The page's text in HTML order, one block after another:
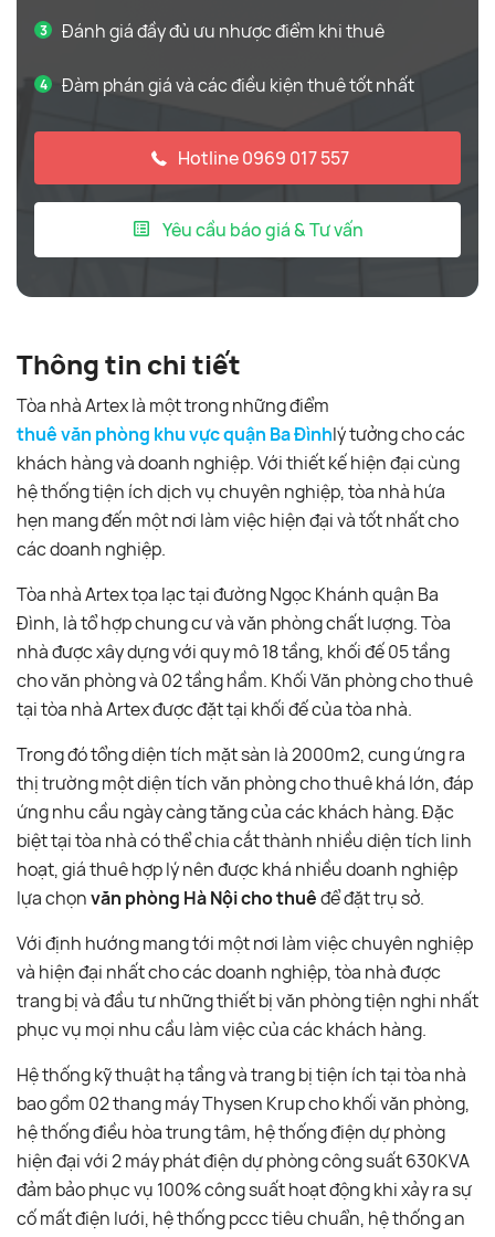
Đánh giá đầy đủ ưu nhược điểm khi thuê
Đàm phán giá và các điều kiện thuê tốt nhất
Hotline 0969 017 557
Yêu cầu báo giá & Tư vấn
Thông tin chi tiết
Tòa nhà Artex là một trong những điểm
thuê văn phòng khu vực quận Ba Đìnhlý tưởng cho các
khách hàng và doanh nghiệp. Với thiết kế hiện đại cùng
hệ thống tiện ích dịch vụ chuyên nghiệp, tòa nhà hứa
hẹn mang đến một nơi làm việc hiện đại và tốt nhất cho
các doanh nghiệp.
Tòa nhà Artex tọa lạc tại đường Ngọc Khánh quận Ba
Đình, là tổ hợp chung cư và văn phòng chất lượng. Tòa
nhà được xây dựng với quy mô 18 tầng, khối đế 05 tầng
cho văn phòng và 02 tầng hầm. Khối Văn phòng cho thuê
tại tòa nhà Artex được đặt tại khối đế của tòa nhà.
Trong đó tổng diện tích mặt sàn là 2000m2, cung ứng ra
thị trường một diện tích văn phòng cho thuê khá lớn, đáp
ứng nhu cầu ngày càng tăng của các khách hàng. Đặc
biệt tại tòa nhà có thể chia cắt thành nhiều diện tích linh
hoạt, giá thuê hợp lý nên được khá nhiều doanh nghiệp
lựa chọnvăn phòng Hà Nội cho thuêđể đặt trụ sở.
Với định hướng mang tới một nơi làm việc chuyên nghiệp
và hiện đại nhất cho các doanh nghiệp, tòa nhà được
trang bị và đầu tư những thiết bị văn phòng tiện nghi nhất
phục vụ mọi nhu cầu làm việc của các khách hàng.
Hệ thống kỹ thuật hạ tầng và trang bị tiện ích tại tòa nhà
bao gồm 02 thang máy Thysen Krup cho khối văn phòng,
hệ thống điều hòa trung tâm, hệ thống điện dự phòng
hiện đại với 2 máy phát điện dự phòng công suất 630KVA
đảm bảo phục vụ 100% công suất hoạt động khi xảy ra sự
cố mất điện lưới, hệ thống pccc tiêu chuẩn, hệ thống an